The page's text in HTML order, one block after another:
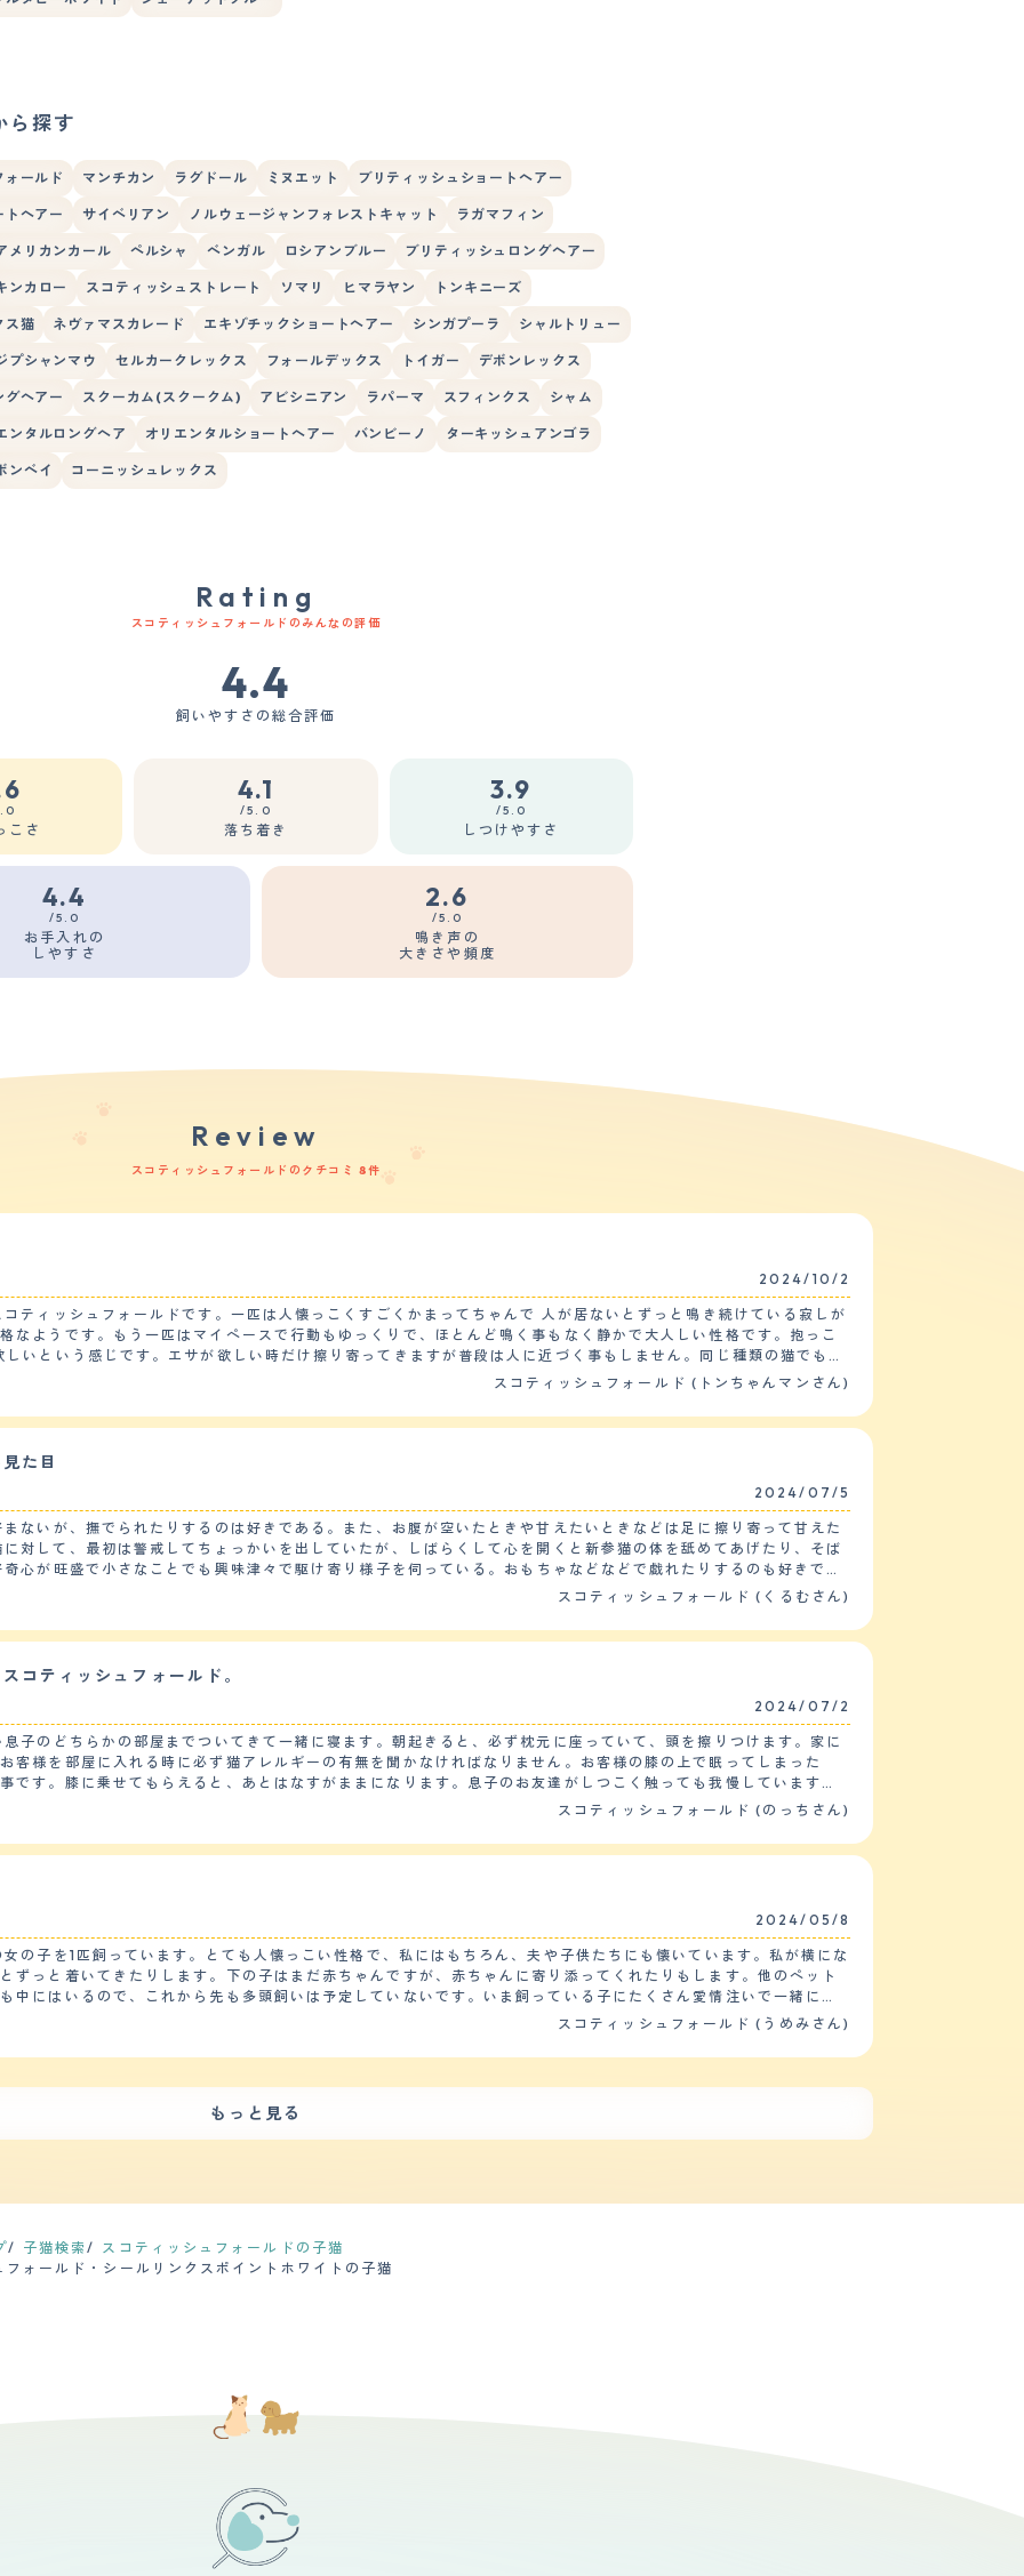
ら探す
ォールド マンチカン ラグドール ミヌエット ブリティッシュショートヘアー
トヘアー サイベリアン ノルウェージャンフォレストキャット ラガマフィン
メリカンカール ペルシャ ベンガル ロシアンブルー ブリティッシュロングヘアー
ンカロー スコティッシュストレート ソマリ ヒマラヤン トンキニーズ
ス猫 ネヴァマスカレード エキゾチックショートヘアー シンガプーラ シャルトリュー
プシャンマウ セルカークレックス フォールデックス トイガー デボンレックス
グヘアー スクーカム(スクークム) アビシニアン ラパーマ スフィンクス シャム
ンタルロングヘア オリエンタルショートヘアー バンビーノ ターキッシュアンゴラ
ンベイ コーニッシュレックス
Rating
スコティッシュフォールドのみんなの評価
4.4
飼いやすさの総合評価
こさ
4.1
/5.0
落ち着き
3.9
/5.0
しつけやすさ
4.4
/5.0
お手入れの
しやすさ
2.6
/5.0
鳴き声の
大きさや頻度
Review
スコティッシュフォールドのクチコミ 8件
2024/10/2
ティッシュフォールドです。一匹は人懐っこくすごくかまってちゃんで 人が居ないとずっと鳴き続けている寂しが
なようです。もう一匹はマイペースで行動もゆっくりで、ほとんど鳴く事もなく静かで大人しい性格です。抱っこ
いという感じです。エサが欲しい時だけ擦り寄ってきますが普段は人に近づく事もしません。同じ種類の猫でも全
だトイレが汚れていると他の所でしてしまうので常にトイレが綺麗かチェックが必要になります。特に訓練などは
なので部屋の中は掃除が大変です。猫は自分で毛繕いをするのでその時に抜けた毛がフローリングの床にたくさん
なりません。エサによってはお腹を壊してしまう事が多いのでうんちを見てあまり水っぽいエサは避けています。
飯を作ってあげるようにしています。 【鳴き声】 鳴き声が大きくて困っています。家がマ
かと思っています。特に夜中遅くに鳴き続けてしまう事があるのでなるべく何度も起きて気を紛らわせて遊ばせた
一印象は可愛いにつきます。迎い入れですが来る前にしっかり何が必要か調べてペットショップに相談しに行った
物は増えて行くので金銭面では始めはお金がかかりましたが 始めだけなので大丈夫でした。２匹とも性格は違いま
スコティッシュフォールド (トンちゃんマンさん)
た目
2024/07/5
ないが、撫でられたりするのは好きである。また、お腹が空いたときや甘えたいときなどは足に擦り寄って甘えた
らいの頻度で切ってもらっている。こだわりは特になく、顔周りだけ残してもらって、体は全体的に邪魔にならな
らしい。 【総評】 ・スコティッシュフォールドは垂れ耳とくりくりの可愛らし
してお迎えをしました。可愛いらしい見た目と、好奇心旺盛だけど落ち着いた鳴き声のギャップのたまらないで
スコティッシュフォールド (くるむさん)
コティッシュフォールド。
2024/07/2
子のどちらかの部屋までついてきて一緒に寝ます。朝起きると、必ず枕元に座っていて、頭を擦りつけます。家に
客様を部屋に入れる時に必ず猫アレルギーの有無を聞かなければなりません。お客様の膝の上で眠ってしまった
です。膝に乗せてもらえると、あとはなすがままになります。息子のお友達がしつこく触っても我慢しています。
レのそそうをしたことがありません。ペットショップで使っていたネコ砂の一部をいただいて家のネコトイレの砂
夏にかけて、毎日ブラッシングして換毛のお手伝いをしないと、自分で舐めて飲み込んだ毛束を吐いてしまいま
るべく吐かなくて済むようにブラッシングは欠かせません。さらに、爪を気になってきた時にカットしています。
き声】 前述しましたとおり、ほとんど鳴きません。ご飯の時に「食べ
きます。朝にキャットタワーからそとを見ていた時に、小鳥がさえずりながら近くの電線にとまっていると、短く
ネコ好きだったりすると、必ず可愛がってくれます。人が大好きなので夜家族が寝る時は私が息子と一緒に寝ま
場は枕元に寝ています。寝ている時でさえも癒されています。先住猫が亡くなり心にポッカリ穴が空いていた私た
スコティッシュフォールド (のっちさん)
2024/05/8
の子を1匹飼っています。とても人懐っこい性格で、私にはもちろん、夫や子供たちにも懐いています。私が横にな
ずっと着いてきたりします。下の子はまだ赤ちゃんですが、赤ちゃんに寄り添ってくれたりもします。他のペット
中にはいるので、これから先も多頭飼いは予定していないです。いま飼っている子にたくさん愛情注いで一緒にこ
飼っている猫ちゃんには、トイレトレーニングをしました。その結果、飼ってから1度もトイレ以外のところで、粗
毎日耳用ウェットシートで拭いています。ですがそんなに溜まるものでもないので念の為といったところです。健
い声で鳴きます。その時によって鳴き方が違うところ
事を当時していた為、特に不安はありませんでした。猫ちゃんも寒いかな？暑いかな？と自分たちだけではなく、
スコティッシュフォールド (うめみさん)
もっと見る
子猫検索
スコティッシュフォールドの子猫
フォールド・シールリンクスポイントホワイトの子猫